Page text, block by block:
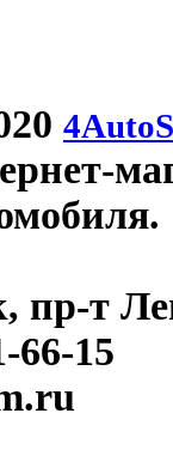
пр-т
66-15